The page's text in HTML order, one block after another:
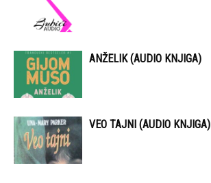
ANŽELIK (AUDIO KNJIGA)
VEO TAJNI (AUDIO KNJIGA)